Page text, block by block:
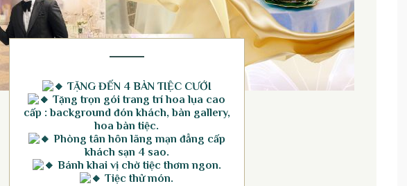
TẶNG ĐẾN 4 BÀN TIỆC CƯỚI
Tặng trọn gói trang trí hoa lụa cao
cấp : background đón khách, bàn gallery,
hoa bàn tiệc.
Phòng tân hôn lãng mạn đẳng cấp
khách sạn 4 sao.
Bánh khai vị chờ tiệc thơm ngon.
Tiệc thử món.